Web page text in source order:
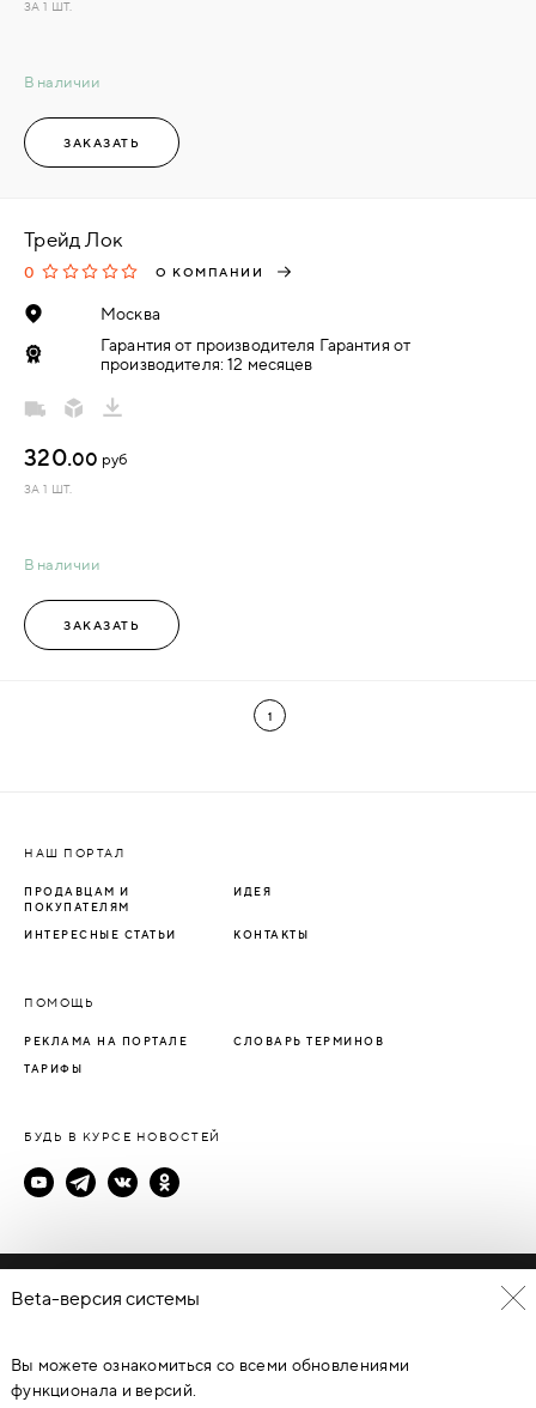
В наличии
ЗА 1 ШТ.
ЗАКАЗАТЬ
Трейд Лок
0 О КОМПАНИИ
Москва
Гарантия от производителя Гарантия от
производителя: 12 месяцев
В наличии
320.00 руб
ЗА 1 ШТ.
ЗАКАЗАТЬ
1
НАШ ПОРТАЛ
ПРОДАВЦАМ И
ПОКУПАТЕЛЯМ
ИДЕЯ
ИНТЕРЕСНЫЕ СТАТЬИ КОНТАКТЫ
ПОМОЩЬ
РЕКЛАМА НА ПОРТАЛЕ СЛОВАРЬ ТЕРМИНОВ
ТАРИФЫ
БУДЬ В КУРСЕ НОВОСТЕЙ
Политика конфиденциальности
© Каталог дверей - DverProf, 2021-2026Материалы сайта
являются объектами авторского права. Запрещается
копирование, распространение, любое использование
Beta-версия системы
Вы можете ознакомиться со всеми обновлениями
функционала и версий.